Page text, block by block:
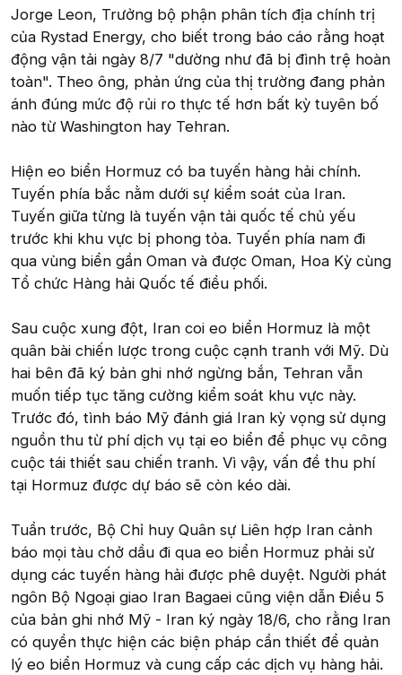
Jorge Leon, Trưởng bộ phận phân tích địa chính trị
của Rystad Energy, cho biết trong báo cáo rằng hoạt
động vận tải ngày 8/7 "dường như đã bị đình trệ hoàn
toàn". Theo ông, phản ứng của thị trường đang phản
ánh đúng mức độ rủi ro thực tế hơn bất kỳ tuyên bố
nào từ Washington hay Tehran.
Hiện eo biển Hormuz có ba tuyến hàng hải chính.
Tuyến phía bắc nằm dưới sự kiểm soát của Iran.
Tuyến giữa từng là tuyến vận tải quốc tế chủ yếu
trước khi khu vực bị phong tỏa. Tuyến phía nam đi
qua vùng biển gần Oman và được Oman, Hoa Kỳ cùng
Tổ chức Hàng hải Quốc tế điều phối.
Sau cuộc xung đột, Iran coi eo biển Hormuz là một
quân bài chiến lược trong cuộc cạnh tranh với Mỹ. Dù
hai bên đã ký bản ghi nhớ ngừng bắn, Tehran vẫn
muốn tiếp tục tăng cường kiểm soát khu vực này.
Trước đó, tình báo Mỹ đánh giá Iran kỳ vọng sử dụng
nguồn thu từ phí dịch vụ tại eo biển để phục vụ công
cuộc tái thiết sau chiến tranh. Vì vậy, vấn đề thu phí
tại Hormuz được dự báo sẽ còn kéo dài.
Tuần trước, Bộ Chỉ huy Quân sự Liên hợp Iran cảnh
báo mọi tàu chở dầu đi qua eo biển Hormuz phải sử
dụng các tuyến hàng hải được phê duyệt. Người phát
ngôn Bộ Ngoại giao Iran Bagaei cũng viện dẫn Điều 5
của bản ghi nhớ Mỹ - Iran ký ngày 18/6, cho rằng Iran
có quyền thực hiện các biện pháp cần thiết để quản
lý eo biển Hormuz và cung cấp các dịch vụ hàng hải.